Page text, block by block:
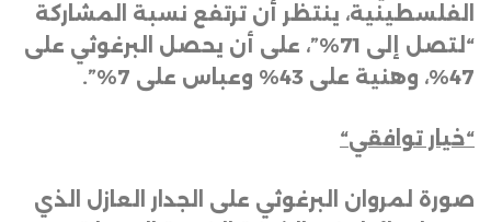
الفلسطينية، ينتظر أن ترتفع نسبة المشاركة
“لتصل إلى 71%”، على أن يحصل البرغوثي على
47%، وهنية على 43% وعباس على 7
%”.
“خيار توافقي“
صورة لمروان البرغوثي على الجدار العازل الذي